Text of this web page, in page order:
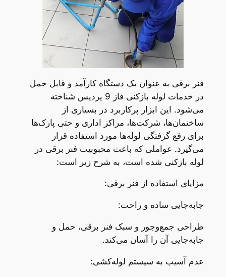
فنر برقی به عنوان یک دستگاه کارآمد و قابل حمل
در خدمات لوله بازکنی فاز 9 پردیس شناخته
می‌شود. این ابزار پرکاربرد در بسیاری از
ساختمان‌ها، شرکت‌ها، مراکز اداری و حتی پارک‌ها
برای رفع گرفتگی لوله‌ها مورد استفاده قرار
می‌گیرد. عواملی که باعث محبوبیت فنر برقی در
لوله بازکنی شده است، به شرح زیر است:
مزایای استفاده از فنر برقی:
جابه‌جایی ساده و راحت:
طراحی جمع‌وجور و سبک فنر برقی، حمل و
جابه‌جایی آن را آسان می‌کند.
عدم آسیب به سیستم لوله‌کشی: